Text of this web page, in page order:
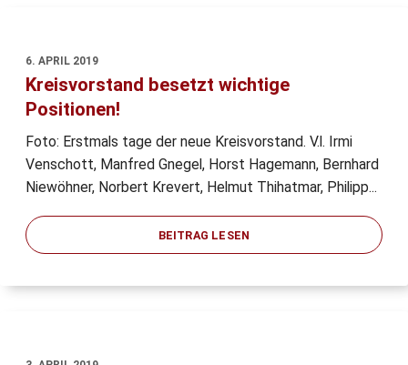
6. APRIL 2019
Kreisvorstand besetzt wichtige
Positionen!
Foto: Erstmals tage der neue Kreisvorstand. V.l. Irmi
Venschott, Manfred Gnegel, Horst Hagemann, Bernhard
Niewöhner, Norbert Krevert, Helmut Thihatmar, Philipp...
BEITRAG LESEN